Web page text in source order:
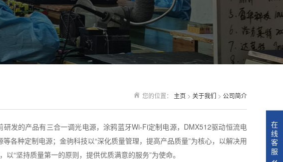
您的位置： 主页 > 关于我们 > 公司简介
发的产品有三合一调光电源，涂鸦蓝牙Wi-Fi定制电源，DMX512驱动恒流电
各种定制电源；金驹科技以“深化质量管理，提高产品质量”为核心，以解决用
“坚持质量第一的原则，提供优质满意的服务”为使命。
在
线
客
服